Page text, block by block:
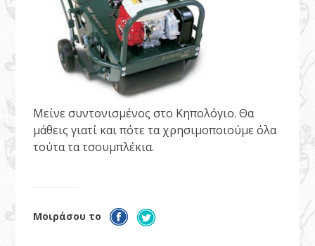
Μείνε συντονισμένος στο Κηπολόγιο. Θα
μάθεις γιατί και πότε τα χρησιμοποιούμε όλα
τούτα τα τσουμπλέκια.
Μοιράσου το